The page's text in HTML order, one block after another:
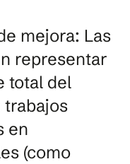
mejora: Las
representar
total del
trabajos
en
(como